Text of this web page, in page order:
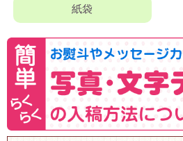
紙袋